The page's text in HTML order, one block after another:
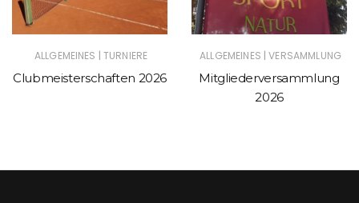
ALLGEMEINES | TURNIERE
Clubmeisterschaften 2026
ALLGEMEINES | VERSAMMLUNG
Mitgliederversammlung
2026